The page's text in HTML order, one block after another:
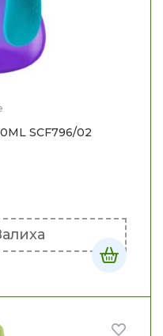
SCF796/02